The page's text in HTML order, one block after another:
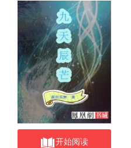
开始阅读